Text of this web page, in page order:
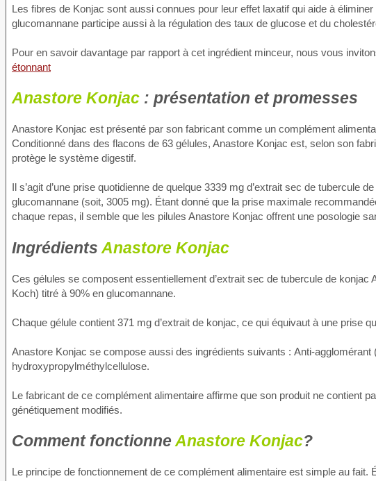
Les fibres de Konjac sont aussi connues pour leur effet laxatif qui aide à
glucomannane participe aussi à la régulation des taux de glucose et du
Pour en savoir davantage par rapport à cet ingrédient minceur, nous vous
étonnant
Anastore Konjac : présentation et promesses
Anastore Konjac est présenté par son fabricant comme un complément
Conditionné dans des flacons de 63 gélules, Anastore Konjac est, selon son
protège le système digestif.
Il s’agit d’une prise quotidienne de quelque 3339 mg d’extrait sec de tubercule
glucomannane (soit, 3005 mg). Étant donné que la prise maximale
chaque repas, il semble que les pilules Anastore Konjac offrent une posologie
Ingrédients Anastore Konjac
Ces gélules se composent essentiellement d’extrait sec de tubercule de konjac
Koch) titré à 90% en glucomannane.
Chaque gélule contient 371 mg d’extrait de konjac, ce qui équivaut à une prise
Anastore Konjac se compose aussi des ingrédients suivants : Anti-
hydroxypropylméthylcellulose.
Le fabricant de ce complément alimentaire affirme que son produit ne contient
génétiquement modifiés.
Comment fonctionne Anastore Konjac?
Le principe de fonctionnement de ce complément alimentaire est simple au fait.